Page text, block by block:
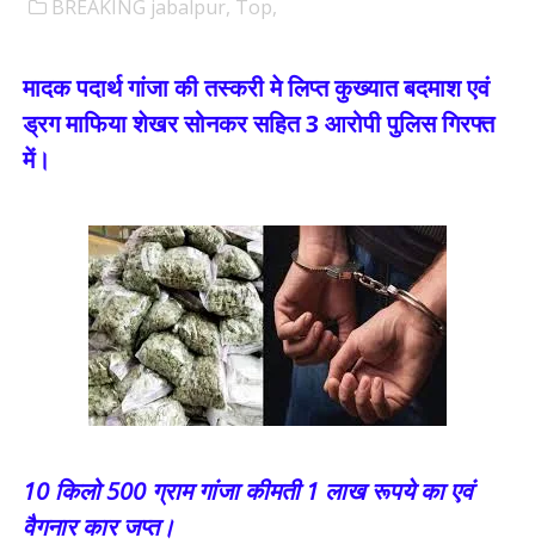
BREAKING jabalpur, Top,
मादक पदार्थ गांजा की तस्करी मे लिप्त कुख्यात बदमाश एवं
ड्रग माफिया शेखर सोनकर सहित 3 आरोपी पुलिस गिरफ्त
में।
10 किलो 500 ग्राम गांजा कीमती 1 लाख रूपये का एवं
वैगनार कार जप्त।